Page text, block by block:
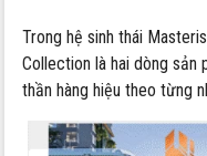
Trong hệ sinh thái
Collection là hai dòng sản
thần hàng hiệu theo từng